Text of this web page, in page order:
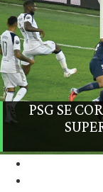
PSG SE